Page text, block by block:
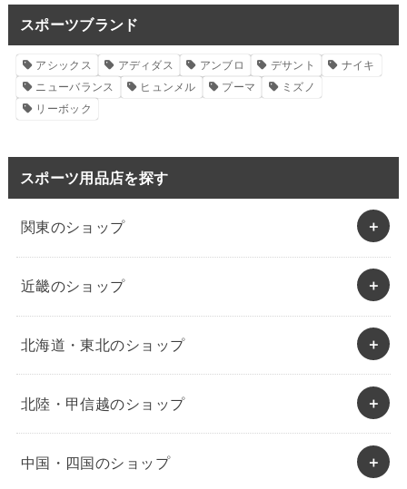
スポーツブランド
アシックス アディダス アンブロ デサント
ナイキ
ニューバランス
ヒュンメル プーマ
ミズノ
リーボック
スポーツ用品店を探す
関東のショップ
近畿のショップ
北海道・東北のショップ
北陸・甲信越のショップ
中国・四国のショップ